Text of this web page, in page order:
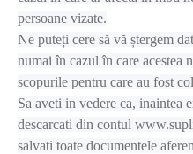
persoane vizate.
Ne puteți cere să vă ștergem
numai în cazul în care acestea
scopurile pentru care au fost
Sa aveti in vedere ca, inaintea
descarcati din contul
salvati toate documentele